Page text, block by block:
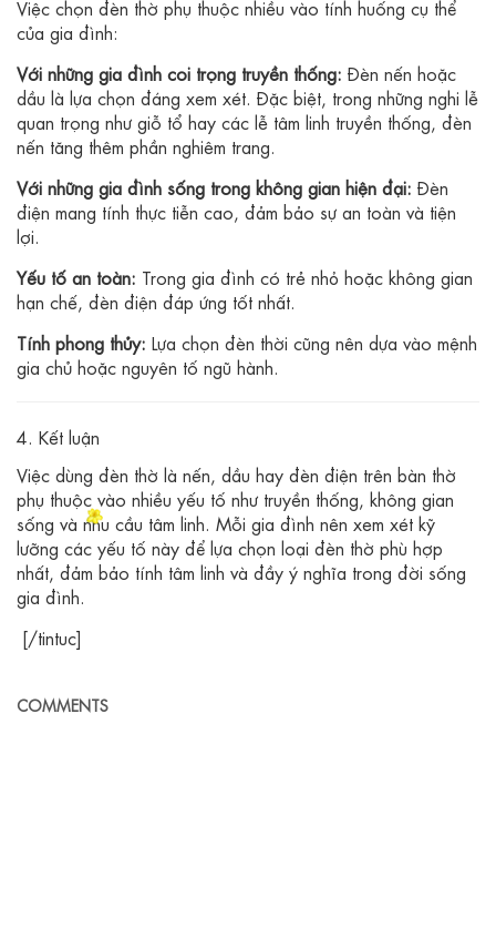
Việc chọn đèn thờ phụ thuộc nhiều vào tính huống cụ thể
của gia đình:
Với những gia đình coi trọng truyền thống: Đèn nến hoặc
dầu là lựa chọn đáng xem xét. Đặc biệt, trong những nghi lễ
quan trọng như giỗ tổ hay các lễ tâm linh truyền thống, đèn
nến tăng thêm phần nghiêm trang.
Với những gia đình sống trong không gian hiện đại: Đèn
điện mang tính thực tiễn cao, đảm bảo sự an toàn và tiện
lợi.
Yếu tố an toàn: Trong gia đình có trẻ nhỏ hoặc không gian
hạn chế, đèn điện đáp ứng tốt nhất.
Tính phong thủy: Lựa chọn đèn thời cũng nên dựa vào mệnh
gia chủ hoặc nguyên tố ngũ hành.
4. Kết luận
Việc dùng đèn thờ là nến, dầu hay đèn điện trên bàn thờ
phụ thuộc vào nhiều yếu tố như truyền thống, không gian
sống và nhu cầu tâm linh. Mỗi gia đình nên xem xét kỹ
lưỡng các yếu tố này để lựa chọn loại đèn thờ phù hợp
nhất, đảm bảo tính tâm linh và đầy ý nghĩa trong đời sống
gia đình.
[/tintuc]
COMMENTS